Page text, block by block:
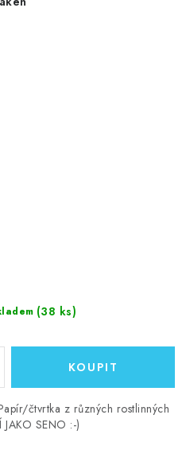
(38 ks)
čtvrtka z různých rostlinných
SENO :-)